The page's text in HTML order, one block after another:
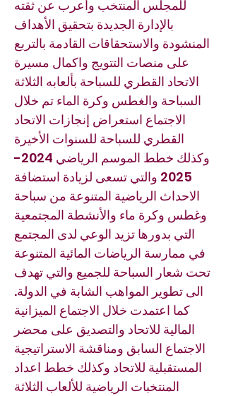
للمجلس المنتخب وأعرب عن ثقته
بالإدارة الجديدة بتحقيق الأهداف
المنشودة والاستحقاقات القادمة بالتربع
على منصات التتويج واكمال مسيرة
الاتحاد القطري للسباحة بألعابه الثلاثة
السباحة والغطس وكرة الماء تم خلال
الاجتماع استعراض إنجازات الاتحاد
القطري للسباحة للسنوات الأخيرة
وكذلك خطط الموسم الرياضي
2024-
2025 والتي تسعى لزيادة استضافة
الاحداث الرياضية المتنوعة من سباحة
وغطس وكرة ماء والأنشطة المجتمعية
التي بدورها تزيد الوعي لدى المجتمع
في ممارسة الرياضات المائية المتنوعة
تحت شعار السباحة للجميع والتي تهدف
الى تطوير المواهب الشابة في الدولة.
كما اعتمدت خلال الاجتماع الميزانية
المالية للاتحاد والتصديق على محضر
الاجتماع السابق ومناقشة الاستراتيجية
المستقبلية للاتحاد وكذلك خطط اعداد
المنتخبات الرياضية للألعاب الثلاثة